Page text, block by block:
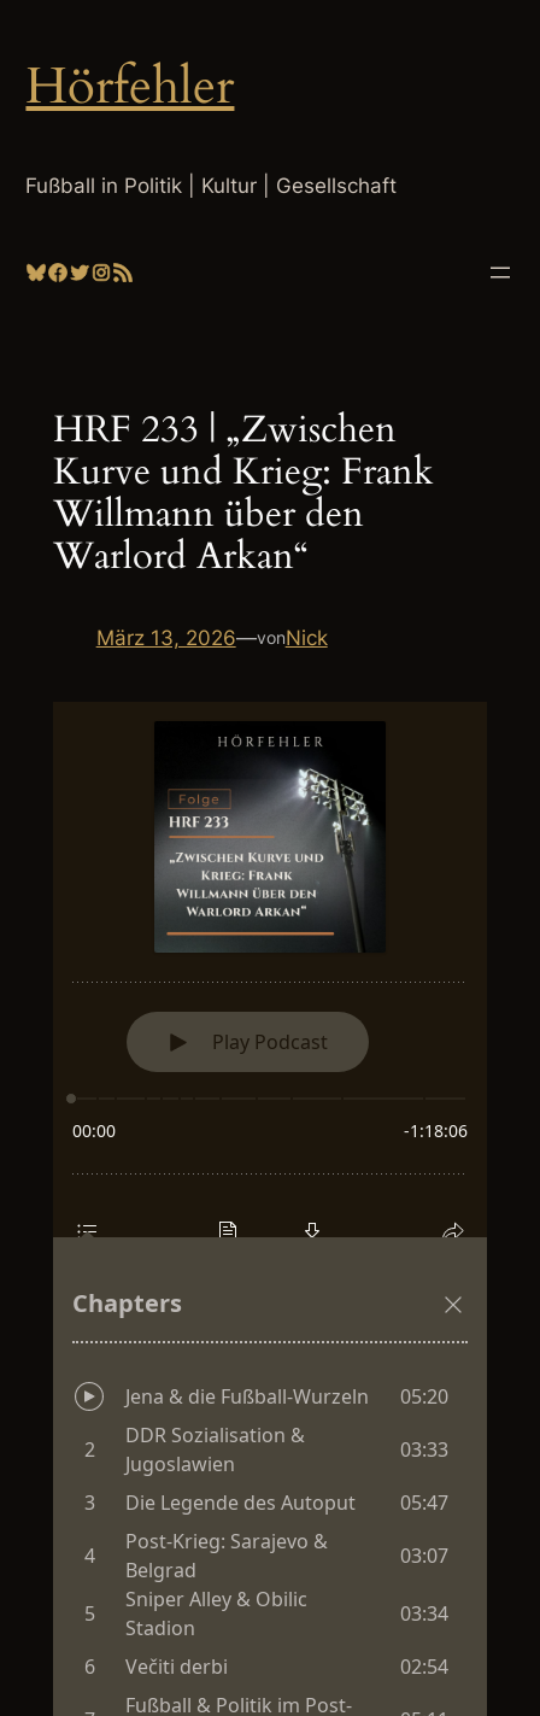
springen
Hörfehler
Fußball in Politik | Kultur | Gesellschaft
Bluesky
Facebook
Twitter
Instagram
RSS-Feed
HRF 233 | „Zwischen
Kurve und Krieg: Frank
Willmann über den
Warlord Arkan“
März 13, 2026—vonNick